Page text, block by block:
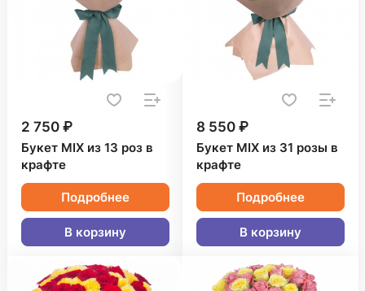
2 750 ₽
Букет MIX из 13 роз в
крафте
Подробнее
В корзину
8 550 ₽
Букет MIX из 31 розы в
крафте
Подробнее
В корзину